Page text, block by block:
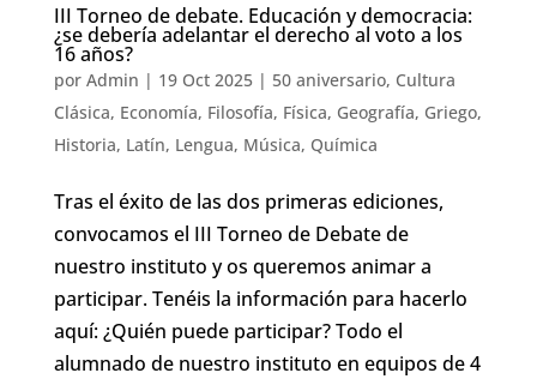
III Torneo de debate. Educación y democracia:
¿se debería adelantar el derecho al voto a los
16 años?
por Admin | 19 Oct 2025| 50 aniversario, Cultura
Clásica, Economía, Filosofía, Física, Geografía, Griego,
Historia, Latín, Lengua, Música, Química
Tras el éxito de las dos primeras ediciones,
convocamos el III Torneo de Debate de
nuestro instituto y os queremos animar a
participar. Tenéis la información para hacerlo
aquí: ¿Quién puede participar? Todo el
alumnado de nuestro instituto en equipos de 4